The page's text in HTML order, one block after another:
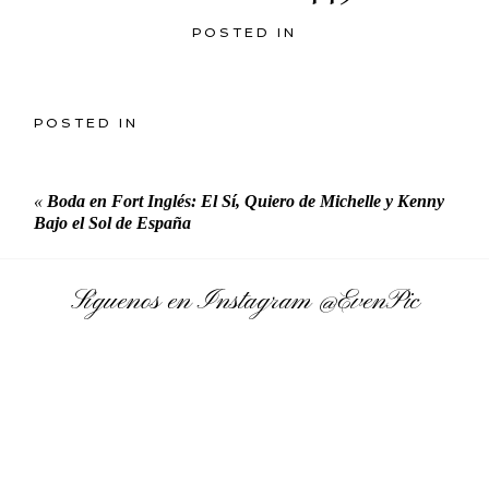
POSTED IN
POSTED IN
« Boda en Fort Inglés: El Sí, Quiero de Michelle y Kenny
Bajo el Sol de España
Síguenos en Instagram@EvenPic